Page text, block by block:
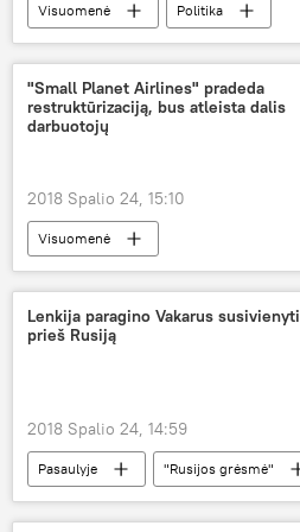
Visuomenė
Politika
Saulius Skvernelis
"Small Planet Airlines" pradeda
restruktūrizaciją, bus atleista dalis
darbuotojų
2018 Spalio 24, 15:10
Visuomenė
Lenkija paragino Vakarus susivienyti
prieš Rusiją
2018 Spalio 24, 14:59
Pasaulyje "Rusijos grėsmė"